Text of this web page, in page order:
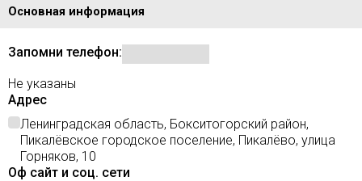
Основная информация
Запомни телефон:
Не указаны
Адрес
Ленинградская область, Бокситогорский район,
Пикалёвское городское поселение, Пикалёво, улица
Горняков, 10
Оф сайт и соц. сети